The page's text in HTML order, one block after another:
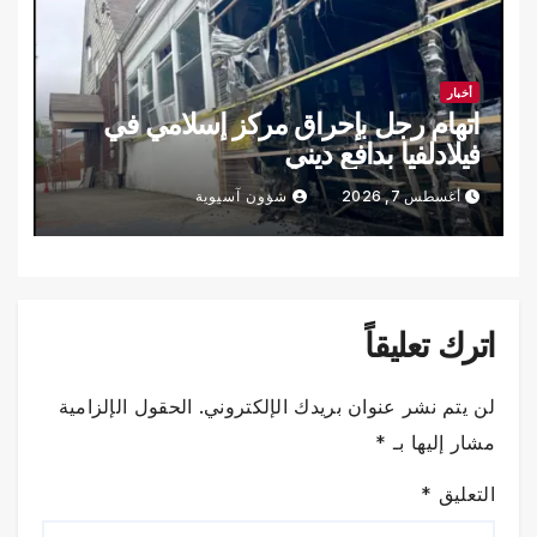
أخبار
اتهام رجل بإحراق مركز إسلامي في
فيلادلفيا بدافع ديني
أغسطس 7, 2026 شؤون آسيوية
اترك تعليقاً
لن يتم نشر عنوان بريدك الإلكتروني. الحقول الإلزامية
مشار إليها بـ *
التعليق *